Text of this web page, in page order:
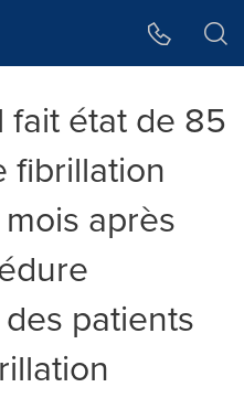
état de 85
fibrillation
après
patients